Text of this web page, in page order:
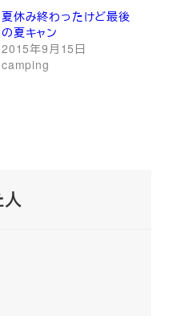
夏休み終わったけど最後
の夏キャン
2015年9月15日
camping
人